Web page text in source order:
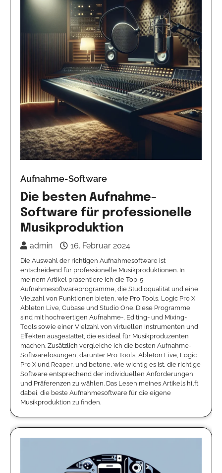
Aufnahme-Software
Die besten Aufnahme-
Software für professionelle
Musikproduktion
admin 16. Februar 2024
Die Auswahl der richtigen Aufnahmesoftware ist
entscheidend für professionelle Musikproduktionen. In
meinem Artikel präsentiere ich die Top-5
Aufnahmesoftwareprogramme, die Studioqualität und eine
Vielzahl von Funktionen bieten, wie Pro Tools, Logic Pro X,
Ableton Live, Cubase und Studio One. Diese Programme
sind mit hochwertigen Aufnahme-, Editing- und Mixing-
Tools sowie einer Vielzahl von virtuellen Instrumenten und
Effekten ausgestattet, die es ideal für Musikproduzenten
machen. Zusätzlich vergleiche ich die besten Aufnahme-
Softwarelösungen, darunter Pro Tools, Ableton Live, Logic
Pro X und Reaper, und betone, wie wichtig es ist, die richtige
Software entsprechend der individuellen Anforderungen
und Präferenzen zu wählen. Das Lesen meines Artikels hilft
dabei, die beste Aufnahmesoftware für die eigene
Musikproduktion zu finden.